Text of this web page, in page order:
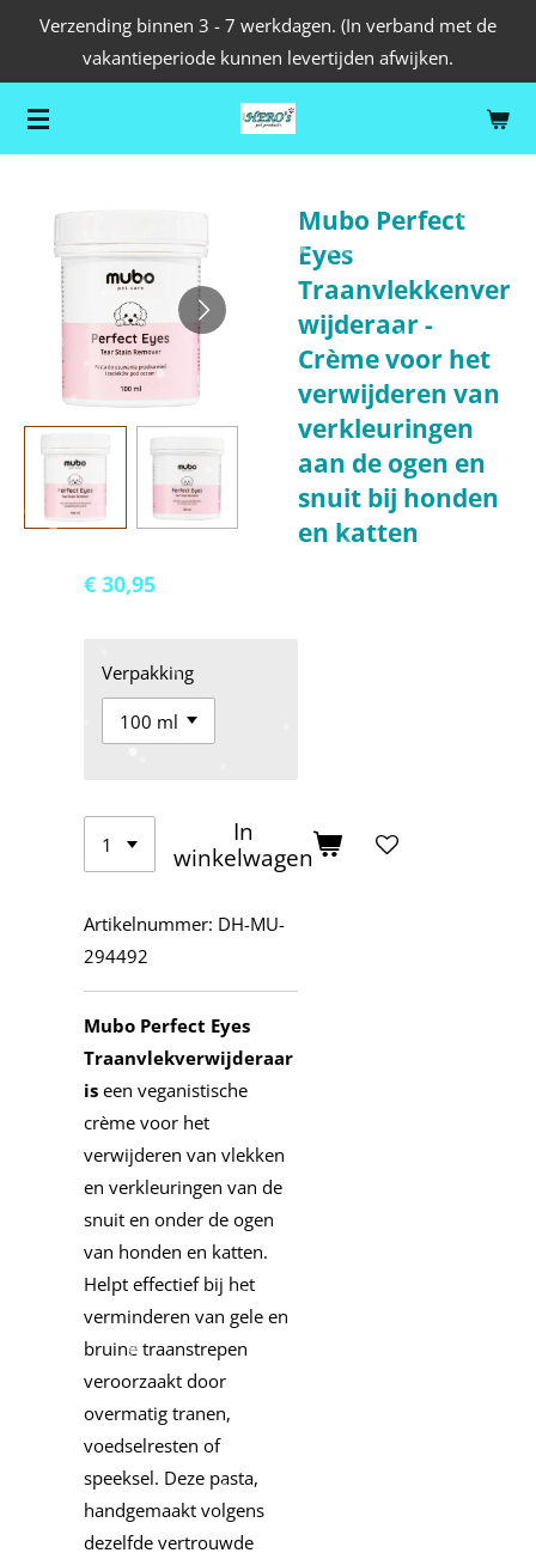
de
hoofdinhoud
Verzending binnen 3 - 7 werkdagen. (In verband met de
vakantieperiode kunnen levertijden afwijken.
Mubo Perfect
Eyes
Traanvlekkenver
wijderaar -
Crème voor het
verwijderen van
verkleuringen
aan de ogen en
snuit bij honden
en katten
€ 30,95
Verpakking
In
winkelwagen
Artikelnummer: DH-MU-
294492
Mubo Perfect Eyes
Traanvlekverwijderaar
is een veganistische
crème voor het
verwijderen van vlekken
en verkleuringen van de
snuit en onder de ogen
van honden en katten.
Helpt effectief bij het
verminderen van gele en
bruine traanstrepen
veroorzaakt door
overmatig tranen,
voedselresten of
speeksel. Deze pasta,
handgemaakt volgens
dezelfde vertrouwde